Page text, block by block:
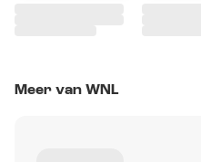
Meer van WNL